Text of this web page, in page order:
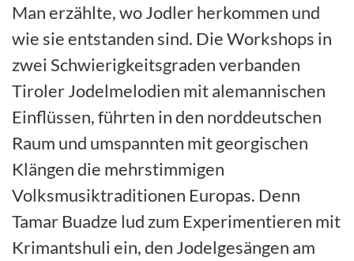
Man erzählte, wo Jodler herkommen und
wie sie entstanden sind. Die Workshops in
zwei Schwierigkeitsgraden verbanden
Tiroler Jodelmelodien mit alemannischen
Einflüssen, führten in den norddeutschen
Raum und umspannten mit georgischen
Klängen die mehrstimmigen
Volksmusiktraditionen Europas. Denn
Tamar Buadze lud zum Experimentieren mit
Krimantshuli ein, den Jodelgesängen am